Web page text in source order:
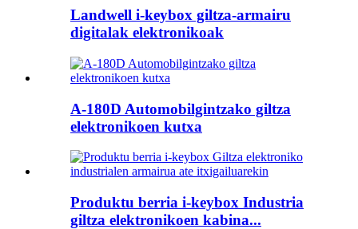
Landwell i-keybox giltza-armairu
digitalak elektronikoak
A-180D Automobilgintzako giltza
elektronikoen kutxa
Produktu berria i-keybox Industria
giltza elektronikoen kabina...